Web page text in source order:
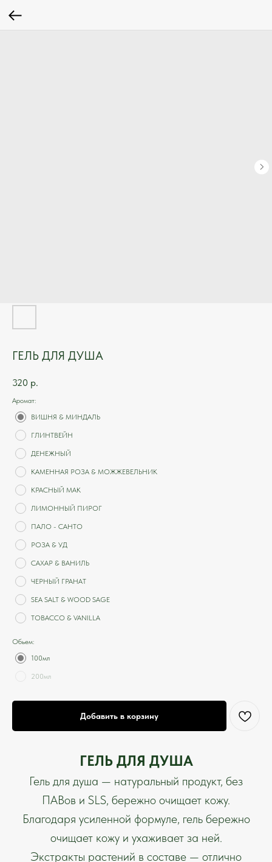
ГЕЛЬ ДЛЯ ДУША
320 р.
Аромат:
ВИШНЯ & МИНДАЛЬ
ГЛИНТВЕЙН
ДЕНЕЖНЫЙ
КАМЕННАЯ РОЗА & МОЖЖЕВЕЛЬНИК
КРАСНЫЙ МАК
ЛИМОННЫЙ ПИРОГ
ПАЛО - САНТО
РОЗА & УД
САХАР & ВАНИЛЬ
ЧЕРНЫЙ ГРАНАТ
SEA SALT & WOOD SAGE
TOBACCO & VANILLA
Обьем:
100мл
200мл
Добавить в корзину
ГЕЛЬ ДЛЯ ДУША
Гель для душа — натуральный продукт, без
ПАВов и SLS, бережно очищает кожу.
Благодаря усиленной формуле, гель бережно
очищает кожу и ухаживает за ней.
Экстракты растений в составе — отлично